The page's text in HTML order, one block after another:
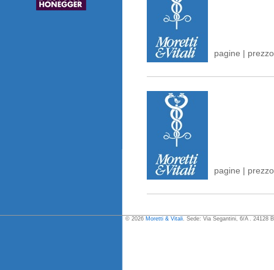
pagine |
pagine |
© 2026 Moretti & Vitali. Sede: Via Segantini, 6/A . 24128